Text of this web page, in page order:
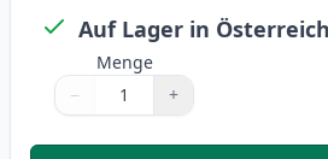
Auf Lager in Österreich
Menge
Menge
Verwenden Sie die Tasten, um
− +
Menge 1